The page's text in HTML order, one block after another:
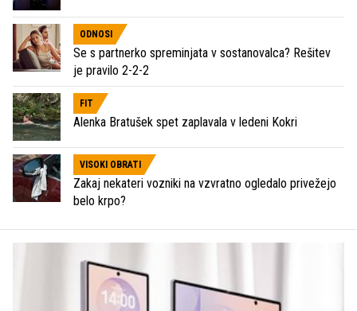
ODNOSI
Se s partnerko spreminjata v sostanovalca? Rešitev
je pravilo 2-2-2
FIT
Alenka Bratušek spet zaplavala v ledeni Kokri
VISOKI OBRATI
Zakaj nekateri vozniki na vzvratno ogledalo privežejo
belo krpo?